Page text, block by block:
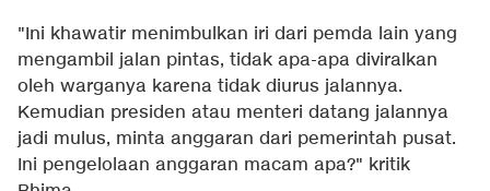
"Ini khawatir menimbulkan iri dari pemda lain yang
mengambil jalan pintas, tidak apa-apa diviralkan
oleh warganya karena tidak diurus jalannya.
Kemudian presiden atau menteri datang jalannya
jadi mulus, minta anggaran dari pemerintah pusat.
Ini pengelolaan anggaran macam apa?" kritik